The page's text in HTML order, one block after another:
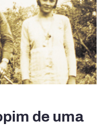
de uma